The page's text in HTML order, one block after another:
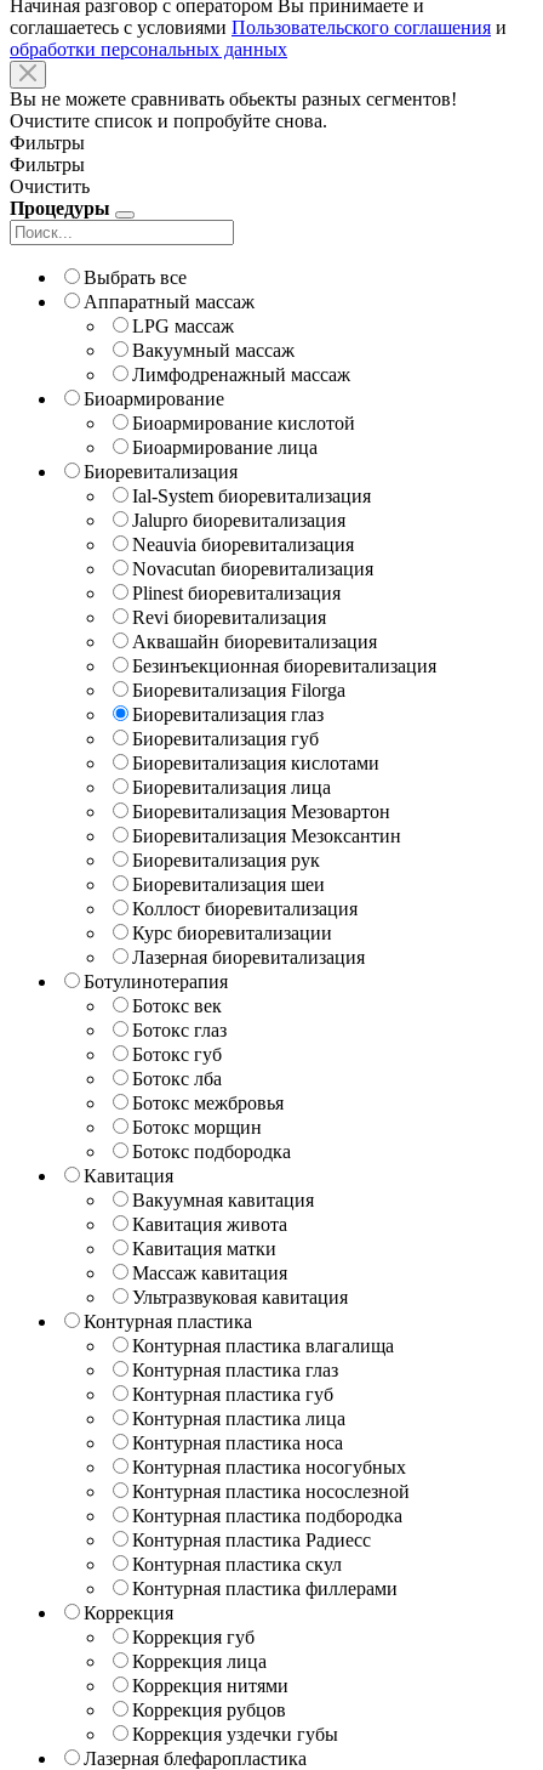
Начиная разговор с оператором Вы принимаете и
соглашаетесь с условиями Пользовательского соглашения и
обработки персональных данных
Вы не можете сравнивать обьекты разных сегментов!
Очистите список и попробуйте снова.
Фильтры
Фильтры
Очистить
Процедуры
Выбрать все
Аппаратный массаж
LPG массаж
Вакуумный массаж
Лимфодренажный массаж
Биоармирование
Биоармирование кислотой
Биоармирование лица
Биоревитализация
Ial-System биоревитализация
Jalupro биоревитализация
Neauvia биоревитализация
Novacutan биоревитализация
Plinest биоревитализация
Revi биоревитализация
Аквашайн биоревитализация
Безинъекционная биоревитализация
Биоревитализация Filorga
Биоревитализация глаз
Биоревитализация губ
Биоревитализация кислотами
Биоревитализация лица
Биоревитализация Мезовартон
Биоревитализация Мезоксантин
Биоревитализация рук
Биоревитализация шеи
Коллост биоревитализация
Курс биоревитализации
Лазерная биоревитализация
Ботулинотерапия
Ботокс век
Ботокс глаз
Ботокс губ
Ботокс лба
Ботокс межбровья
Ботокс морщин
Ботокс подбородка
Кавитация
Вакуумная кавитация
Кавитация живота
Кавитация матки
Массаж кавитация
Ультразвуковая кавитация
Контурная пластика
Контурная пластика влагалища
Контурная пластика глаз
Контурная пластика губ
Контурная пластика лица
Контурная пластика носа
Контурная пластика носогубных
Контурная пластика носослезной
Контурная пластика подбородка
Контурная пластика Радиесс
Контурная пластика скул
Контурная пластика филлерами
Коррекция
Коррекция губ
Коррекция лица
Коррекция нитями
Коррекция рубцов
Коррекция уздечки губы
Лазерная блефаропластика